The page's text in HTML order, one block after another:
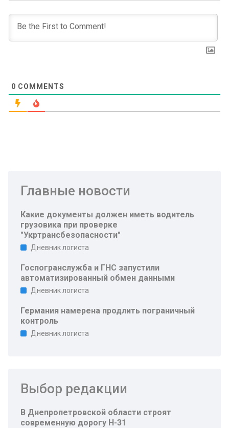
0 COMMENTS
Главные новости
Какие документы должен иметь водитель
грузовика при проверке
"Укртрансбезопасности"
Дневник логиста
Госпогранслужба и ГНС запустили
автоматизированный обмен данными
Дневник логиста
Германия намерена продлить пограничный
контроль
Дневник логиста
Выбор редакции
В Днепропетровской области строят
современную дорогу Н-31